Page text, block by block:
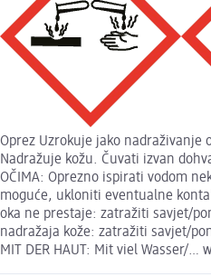
Oprez Uzrokuje jako nadraživanje
Nadražuje kožu. Čuvati izvan
OČIMA: Oprezno ispirati vodom
moguće, ukloniti eventualne
oka ne prestaje: zatražiti savjet/
nadražaja kože: zatražiti savjet/
MIT DER HAUT: Mit viel Wasser/…